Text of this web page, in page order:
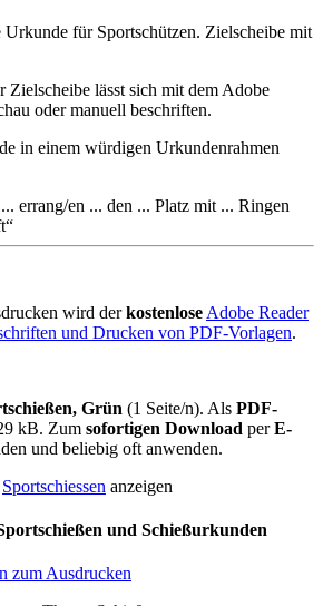
für Sportschützen. Zielscheibe mit
Zielscheibe lässt sich mit dem Adobe
oder manuell beschriften.
in einem würdigen Urkundenrahmen
errang/en ... den ... Platz mit ... Ringen
wird derkostenlose Adobe Reader
und Drucken von PDF-Vorlagen.
Grün (1 Seite/n). Als PDF-
kB. Zum sofortigen Download perE-
und beliebig oft anwenden.
Sportschiessen anzeigen
und Schießurkunden
zum Ausdrucken